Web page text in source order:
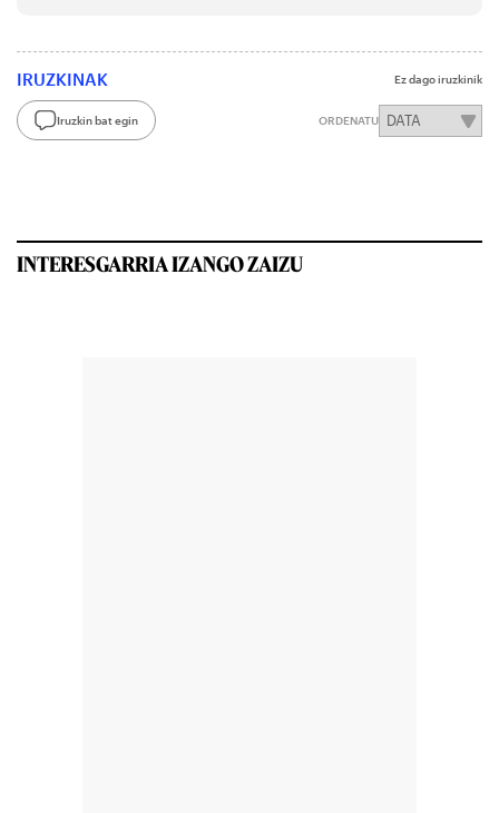
IRUZKINAK Ez dago iruzkinik
Iruzkin bat egin ORDENATU
INTERESGARRIA IZANGO ZAIZU